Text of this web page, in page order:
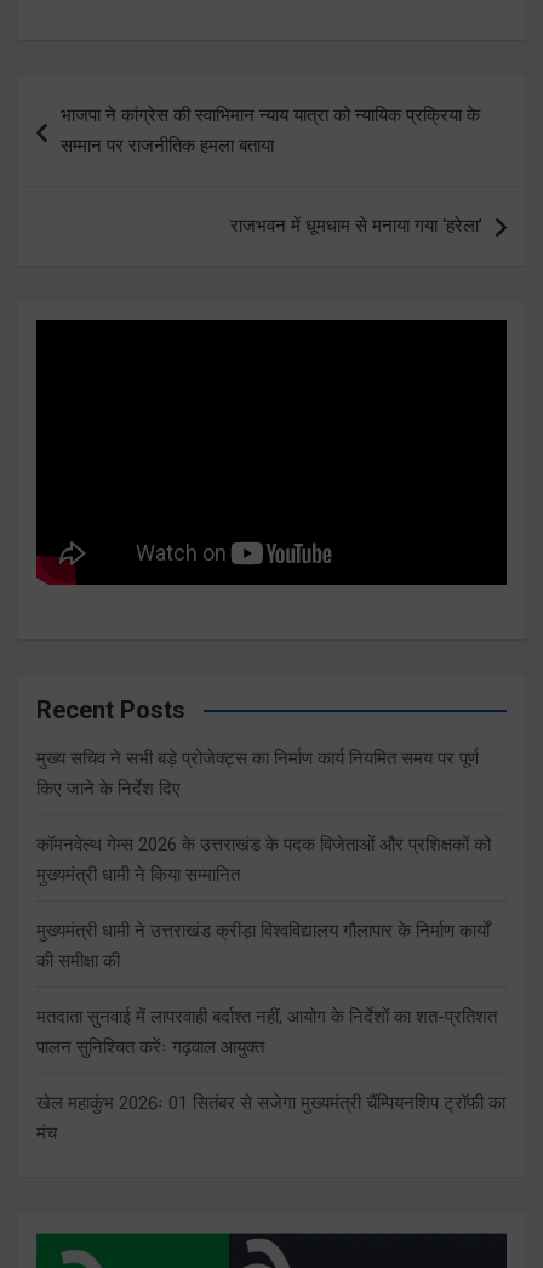
navigation
भाजपा ने कांग्रेस की स्वाभिमान न्याय यात्रा को न्यायिक प्रक्रिया के
सम्मान पर राजनीतिक हमला बताया
राजभवन में धूमधाम से मनाया गया ‘हरेला’
Recent Posts
मुख्य सचिव ने सभी बड़े प्रोजेक्ट्स का निर्माण कार्य नियमित समय पर पूर्ण
किए जाने के निर्देश दिए
कॉमनवेल्थ गेम्स 2026 के उत्तराखंड के पदक विजेताओं और प्रशिक्षकों को
मुख्यमंत्री धामी ने किया सम्मानित
मुख्यमंत्री धामी ने उत्तराखंड क्रीड़ा विश्वविद्यालय गौलापार के निर्माण कार्यों
की समीक्षा की
मतदाता सुनवाई में लापरवाही बर्दाश्त नहीं, आयोग के निर्देशों का शत-प्रतिशत
पालन सुनिश्चित करेंः गढ़वाल आयुक्त
खेल महाकुंभ 2026ः 01 सितंबर से सजेगा मुख्यमंत्री चैंम्पियनशिप ट्रॉफी का
मंच